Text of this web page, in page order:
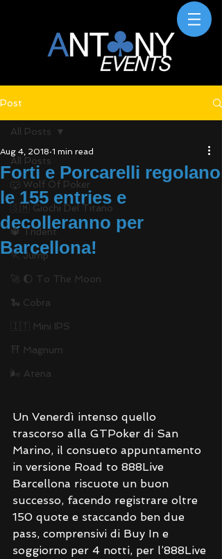
Post
All Posts
🐺 Wolf Of Poker
🇸🇲 Giochi Del Titano
🔱 Trident
🏃 Jump
🚀 🌔 To The Moon
🐍 Cobra
🇮🇹 Mini IPS
⛩ Magnum
🌬 Atena
All Posts
Forti e Porcarelli regolano
le 155 entries e
decolleranno per
Barcellona!
Aug 4, 2018 1 min read
Un Venerdì intenso quello
trascorso alla GTPoker di San
Marino, il consueto appuntamento
in versione Road to 888Live
Barcellona riscuote un buon
successo, facendo registrare oltre
150 quote e staccando ben due
pass, comprensivi di Buy In e
soggiorno per 4 notti, per l’888Live